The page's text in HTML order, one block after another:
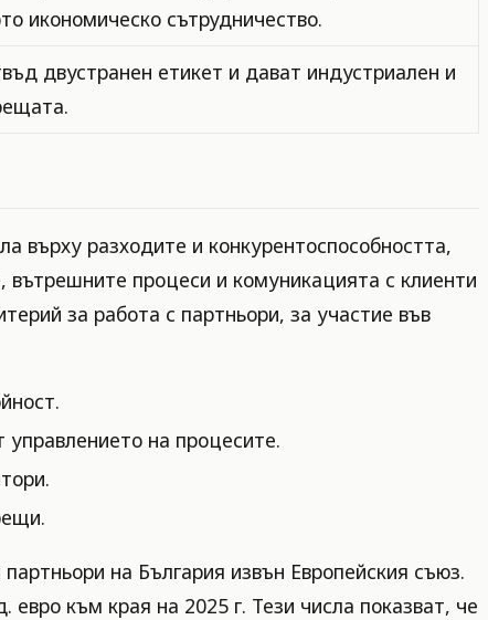
икономическо сътрудничество.
двустранен етикет и дават индустриален и
върху разходите и конкурентоспособността,
вътрешните процеси и комуникацията с клиенти
за работа с партньори, за участие във
на процесите.
на България извън Европейския съюз.
към края на 2025 г. Тези числа показват, че